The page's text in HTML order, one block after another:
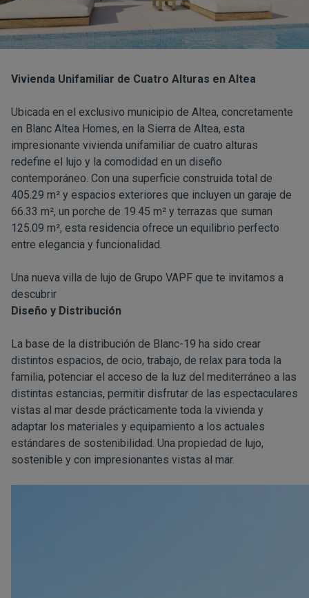
Vivienda Unifamiliar de Cuatro Alturas en Altea
Ubicada en el exclusivo municipio de Altea, concretamente
en Blanc Altea Homes, en la Sierra de Altea, esta
impresionante vivienda unifamiliar de cuatro alturas
redefine el lujo y la comodidad en un diseño
contemporáneo. Con una superficie construida total de
405.29 m² y espacios exteriores que incluyen un garaje de
66.33 m², un porche de 19.45 m² y terrazas que suman
125.09 m², esta residencia ofrece un equilibrio perfecto
entre elegancia y funcionalidad.
Una nueva villa de lujo de Grupo VAPF que te invitamos a
descubrir
Diseño y Distribución
La base de la distribución de Blanc-19 ha sido crear
distintos espacios, de ocio, trabajo, de relax para toda la
familia, potenciar el acceso de la luz del mediterráneo a las
distintas estancias, permitir disfrutar de las espectaculares
vistas al mar desde prácticamente toda la vivienda y
adaptar los materiales y equipamiento a los actuales
estándares de sostenibilidad. Una propiedad de lujo,
sostenible y con impresionantes vistas al mar.